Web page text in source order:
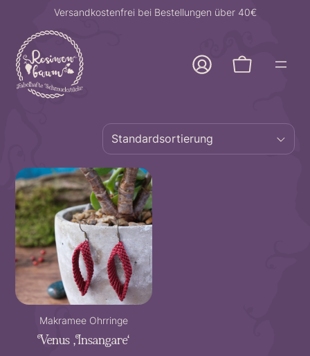
springen
Versandkostenfrei bei Bestellungen über 40€
Makramee Ohrringe
Venus ‚Insangare‘